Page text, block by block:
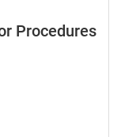
Procedures